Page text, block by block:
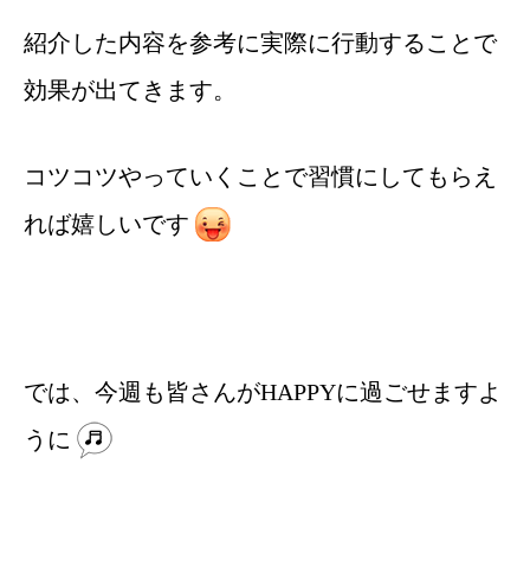
紹介した内容を参考に実際に行動することで
効果が出てきます。
コツコツやっていくことで習慣にしてもらえ
れば嬉しいです
では、今週も皆さんがHAPPYに過ごせますよ
うに